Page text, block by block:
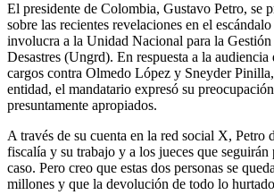
El presidente de Colombia, Gustavo Petro, se
sobre las recientes revelaciones en el
involucra a la Unidad Nacional para la
Desastres (Ungrd). En respuesta a la
cargos contra Olmedo López y Sneyder
entidad, el mandatario expresó su
presuntamente apropiados.
A través de su cuenta en la red social X, Petro
fiscalía y su trabajo y a los jueces que seguirán
caso. Pero creo que estas dos personas se
millones y que la devolución de todo lo